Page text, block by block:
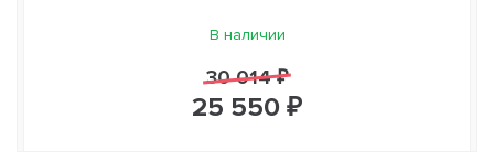
В наличии
30 014 ₽
25 550 ₽